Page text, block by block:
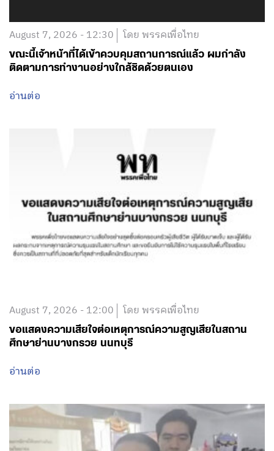
August 7, 2026 - 12:30 โดย พรรคเพื่อไทย
ขณะนี้เจ้าหน้าที่ได้เข้าควบคุมสถานการณ์แล้ว ผมกำลัง
ติดตามการทำงานอย่างใกล้ชิดด้วยตนเอง
อ่านต่อ
August 7, 2026 - 12:00 โดย พรรคเพื่อไทย
ขอแสดงความเสียใจต่อเหตุการณ์ความสูญเสียในสถาน
ศึกษาย่านบางกรวย นนทบุรี
อ่านต่อ